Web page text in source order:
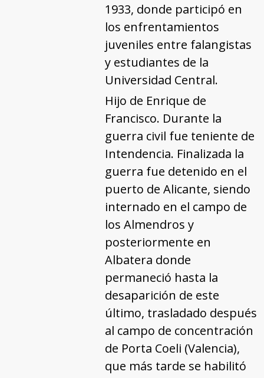
1933, donde participó en
los enfrentamientos
juveniles entre falangistas
y estudiantes de la
Universidad Central.
Hijo de Enrique de
Francisco. Durante la
guerra civil fue teniente de
Intendencia. Finalizada la
guerra fue detenido en el
puerto de Alicante, siendo
internado en el campo de
los Almendros y
posteriormente en
Albatera donde
permaneció hasta la
desaparición de este
último, trasladado después
al campo de concentración
de Porta Coeli (Valencia),
que más tarde se habilitó